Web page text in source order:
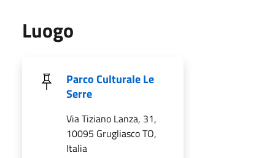
Luogo
Parco Culturale Le
Serre
Via Tiziano Lanza, 31,
10095 Grugliasco TO,
Italia